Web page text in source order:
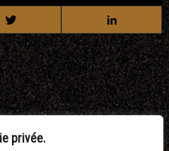
privée.
de ce qui est nouveau et
le quotidien de façon